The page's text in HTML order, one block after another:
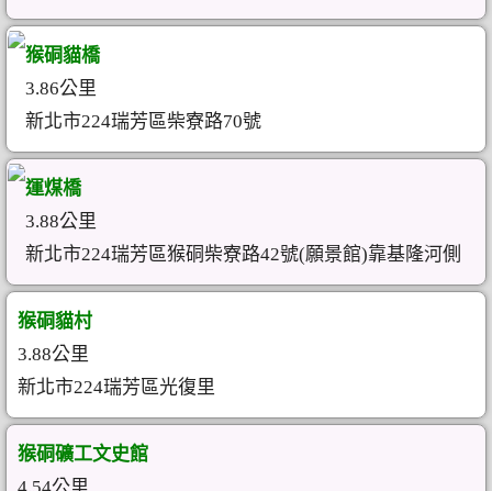
猴硐貓橋
3.86公里
新北市224瑞芳區柴寮路70號
運煤橋
3.88公里
新北市224瑞芳區猴硐柴寮路42號(願景館)靠基隆河側
猴硐貓村
3.88公里
新北市224瑞芳區光復里
猴硐礦工文史館